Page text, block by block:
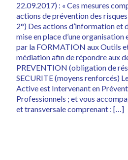
22.09.2017) : « Ces mesures
actions de prévention des
2°) Des actions d’information et
mise en place d’une organisation
par la FORMATION aux Outils
médiation afin de répondre aux
PREVENTION (obligation de
SECURITE (moyens renforcés)
Active est Intervenant en
Professionnels ; et vous
et transversale comprenant : […]